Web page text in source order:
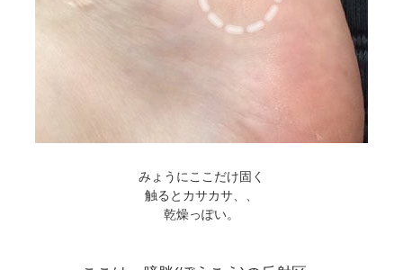
みょうにここだけ固く
触るとカサカサ、、
乾燥っぽい。